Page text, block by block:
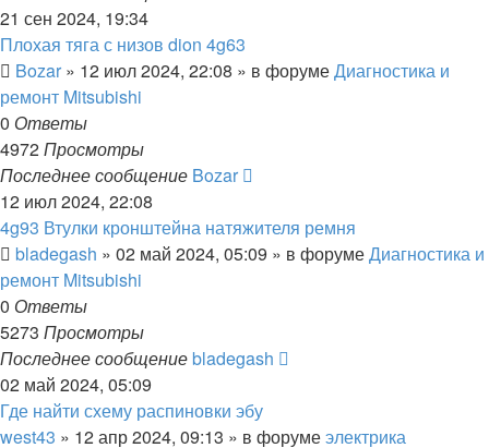
21 сен 2024, 19:34
Плохая тяга с низов dion 4g63
Bozar » 12 июл 2024, 22:08 » в форумеДиагностика и
ремонт Mitsubishi
0 Ответы
4972Просмотры
Последнее сообщение Bozar
12 июл 2024, 22:08
4g93 Втулки кронштейна натяжителя ремня
bladegash » 02 май 2024, 05:09 » в форумеДиагностика и
ремонт Mitsubishi
0 Ответы
5273 Просмотры
Последнее сообщениеbladegash
02 май 2024, 05:09
Где найти схему распиновки эбу
west43 » 12 апр 2024, 09:13 » в форумеэлектрика